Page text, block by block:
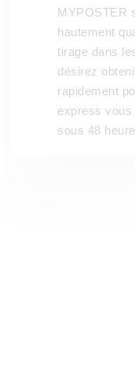
MYPOSTER
hautement
tirage dans
désirez
rapidement
express vous
sous 48